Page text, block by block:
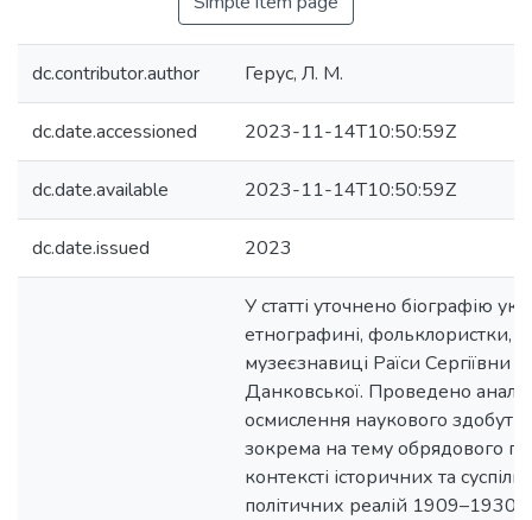
dc.contributor.author Герус, Л. М.
dc.date.accessioned 2023-11-14T10:50:59Z
dc.date.available 2023-11-14T10:50:59Z
dc.date.issued 2023
У статті уточнено біографію
етнографині, фольклористки,
музеєзнавиці Раїси Сергiївни
Данковської. Проведено
осмислення наукового
зокрема на тему обрядового
контексті історичних та
політичних реалій 1909–1930